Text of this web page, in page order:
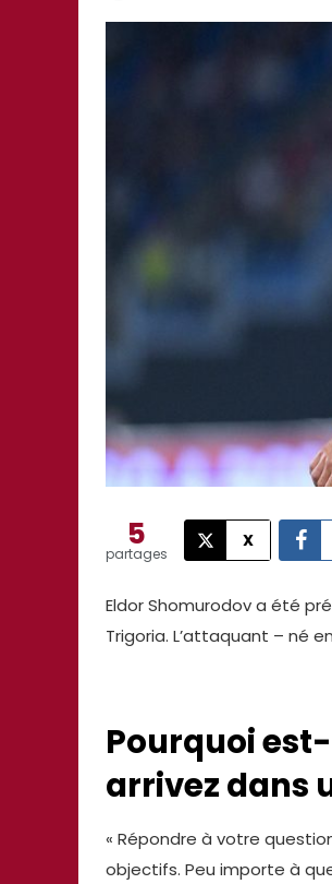
5
partages
X
Eldor Shomurodov a été
Trigoria. L’attaquant – né
Pourquoi
arrivez dans
« Répondre à votre
objectifs. Peu importe à